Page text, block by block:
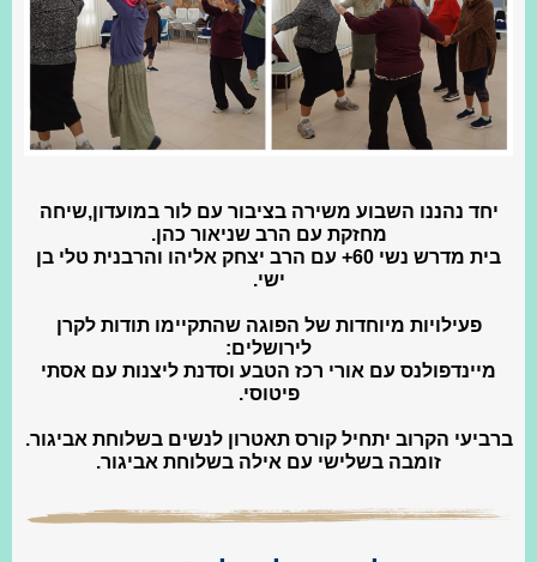
יחד נהננו השבוע משירה בציבור עם לור במועדון,שיחה
מחזקת עם הרב שניאור כהן.
בית מדרש נשי 60+ עם הרב יצחק אליהו והרבנית טלי בן
ישי.
פעילויות מיוחדות של הפוגה שהתקיימו תודות לקרן
לירושלים:
מיינדפולנס עם אורי רכז הטבע וסדנת ליצנות עם אסתי
פיטוסי.
ברביעי הקרוב יתחיל קורס תאטרון לנשים בשלוחת אביגור.
זומבה בשלישי עם אילה בשלוחת אביגור.